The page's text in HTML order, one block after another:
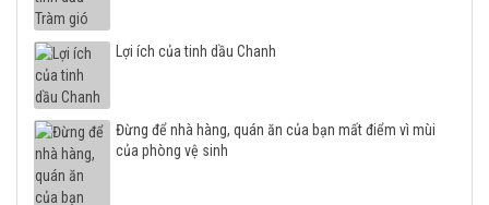
Lợi ích của tinh dầu Chanh
Đừng để nhà hàng, quán ăn của bạn mất điểm vì mùi
của phòng vệ sinh